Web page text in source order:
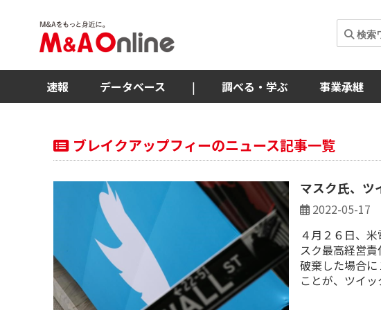
速報 データベース | 調べる・学ぶ 事業承継
ブレイクアップフィーのニュース記事一覧
マスク氏、ツ
2022-05-17
４月２６日、
スク最高経営
破棄した場合
ことが、ツイ